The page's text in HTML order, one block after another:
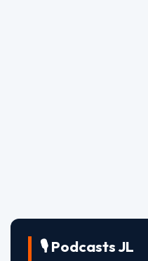
🎙️ Podcasts JL